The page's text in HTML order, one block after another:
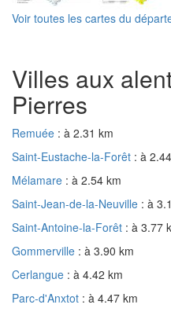
Voir toutes les cartes du
Villes aux
Pierres
Remuée : à 2.31 km
Saint-Eustache-la-Forêt : à
Mélamare : à 2.54 km
Saint-Jean-de-la-Neuville : à
Saint-Antoine-la-Forêt : à 3.77
Gommerville : à 3.90 km
Cerlangue : à 4.42 km
Parc-d'Anxtot : à 4.47 km